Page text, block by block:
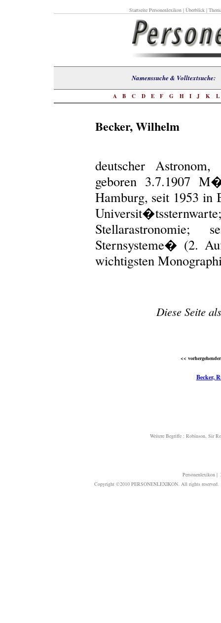
Startseite Personenlexikon| Überblick|
Namenssuche &
A B C D E F G H I J K L
Becker, Wilhelm
deutscher
geboren 3.7.1907
Hamburg, seit 1953 in
Sternsysteme� (2.
wichtigsten
Diese Seite
<<
Becker,
Weitere Begriffe : Robinson, Sir
Personenlexikon|
Copyright ©2010 PERSONENLEXIKON. All rights